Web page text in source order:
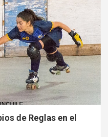
de Reglas en el